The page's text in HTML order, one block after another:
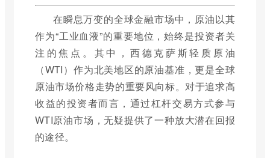
在瞬息万变的全球金融市场中，原油以其
作为“工业血液”的重要地位，始终是投资者关
注的焦点。其中，西德克萨斯轻质原油
（WTI）作为北美地区的原油基准，更是全球
原油市场价格走势的重要风向标。对于追求高
收益的投资者而言，通过杠杆交易方式参与
WTI原油市场，无疑提供了一种放大潜在回报
的途径。